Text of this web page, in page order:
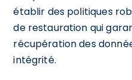
établir des politiques
de restauration qui
récupération des
intégrité.